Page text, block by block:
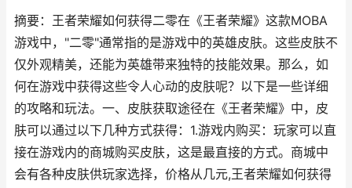
摘要：王者荣耀如何获得二零在《王者荣耀》这款MOBA
游戏中，"二零"通常指的是游戏中的英雄皮肤。这些皮肤不
仅外观精美，还能为英雄带来独特的技能效果。那么，如
何在游戏中获得这些令人心动的皮肤呢？以下是一些详细
的攻略和玩法。一、皮肤获取途径在《王者荣耀》中，皮
肤可以通过以下几种方式获得：1.游戏内购买：玩家可以直
接在游戏内的商城购买皮肤，这是最直接的方式。商城中
会有各种皮肤供玩家选择，价格从几元,王者荣耀如何获得